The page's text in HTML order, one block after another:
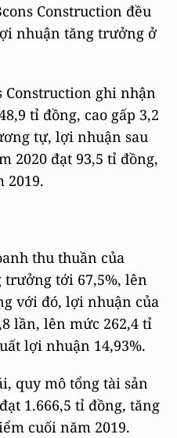
Construction đều
nhuận tăng trưởng ở
Construction ghi nhận
tỉ đồng, cao gấp 3,2
tự, lợi nhuận sau
2020 đạt 93,5 tỉ đồng,
2019.
thu thuần của
trưởng tới 67,5%, lên
với đó, lợi nhuận của
lần, lên mức 262,4 tỉ
lợi nhuận 14,93%.
quy mô tổng tài sản
1.666,5 tỉ đồng, tăng
cuối năm 2019.